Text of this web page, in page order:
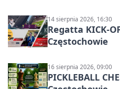
14 sierpnia 2026, 16:30
Regatta KICK-
Częstochowie
16 sierpnia 2026, 09:00
PICKLEBALL